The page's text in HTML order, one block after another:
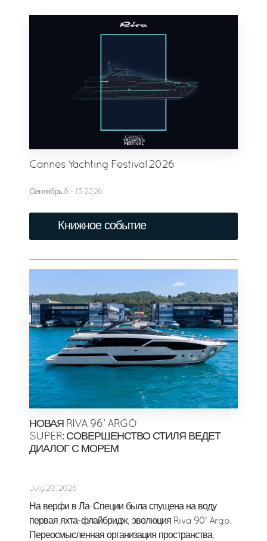
Cannes Yachting Festival 2026
Сентябрь 8 - 13 2026
Книжное событие
НОВАЯ RIVA 96' ARGO
SUPER: СОВЕРШЕНСТВО СТИЛЯ ВЕДЕТ
ДИАЛОГ С МОРЕМ
July 20, 2026
На верфи в Ла-Специи была спущена на воду
первая яхта-флайбридж, эволюция Riva 90' Argo.
Переосмысленная организация пространства,